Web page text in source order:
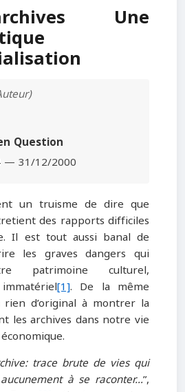
Une
Question
— 31/12/2000
un truisme de dire que
des rapports difficiles
Il est tout aussi banal de
les graves dangers qui
patrimoine culturel,
[1]. De la même
d’original à montrer la
les archives dans notre vie
trace brute de vies qui
à se raconter…”,